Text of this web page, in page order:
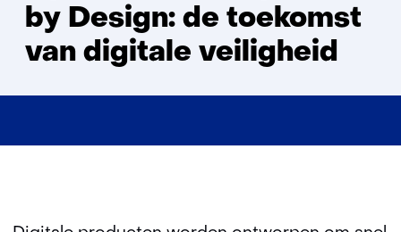
by Design: de toekomst
van digitale veiligheid